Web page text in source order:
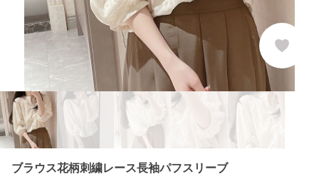
ブラウス花柄刺繍レース長袖パフスリーブ